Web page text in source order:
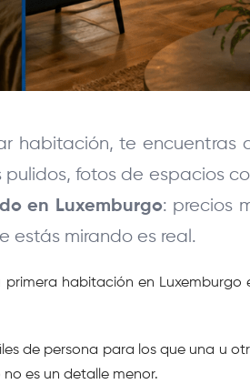
habitación, te encuentras
pulidos, fotos de espacios
en Luxemburgo: precios
estás mirando es real.
habitación en
de persona para los que una u
es un detalle menor.